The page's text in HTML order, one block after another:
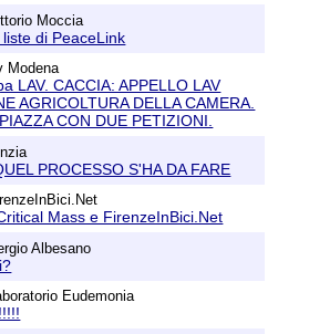
Moccia
di PeaceLink
Modena
LAV. CACCIA: APPELLO LAV
AGRICOLTURA DELLA CAMERA.
CON DUE PETIZIONI.
PROCESSO S'HA DA FARE
Mass e FirenzeInBici.Net
Albesano
Eudemonia